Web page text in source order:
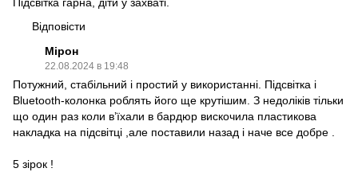
Підсвітка гарна, діти у захваті.
Відповісти
Мірон
22.08.2024 в 19:48
Потужний, стабільний і простий у використанні. Підсвітка і
Bluetooth-колонка роблять його ще крутішим. З недоліків тільки
що один раз коли вʼїхали в бардюр вискочила пластикова
накладка на підсвітці ,але поставили назад і наче все добре .
5 зірок !